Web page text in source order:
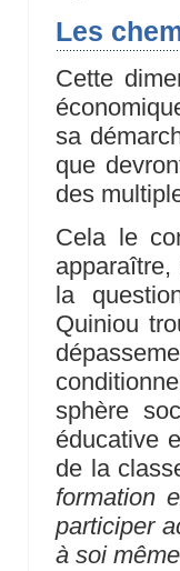
Les
Cette
sa
que
des
Cela le
la
Quiniou
sphère
éducative
de la
formation
participer
à soi